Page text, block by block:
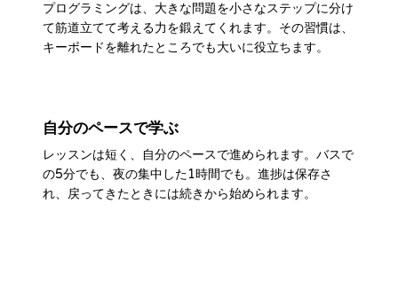
プログラミングは、大きな問題を小さなステップに分け
て筋道立てて考える力を鍛えてくれます。その習慣は、
キーボードを離れたところでも大いに役立ちます。
自分のペースで学ぶ
レッスンは短く、自分のペースで進められます。バスで
の5分でも、夜の集中した1時間でも。進捗は保存さ
れ、戻ってきたときには続きから始められます。